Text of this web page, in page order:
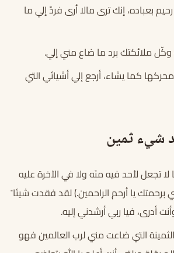
بعباده، إنك ترى مالا أرى فردّ إلي ما
وكّل ملائكتك برد ما ضاع مني إلي.
كما يشاء، أرجع إلي أشيائي التي
شيء ثمين
لا تجعل لأحد فيه منَه ولا في الآخرة عليه
برحمتك يا أرحم الراحمين.) لقد فقدت شيئا
أدرى، فيا ربي أرشدني إليه.
التي ضاعت مني لرب العالمين فهو